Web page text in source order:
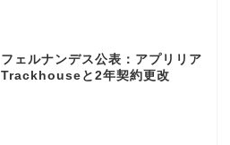
フェルナンデス公表：アプリリア
Trackhouseと2年契約更改